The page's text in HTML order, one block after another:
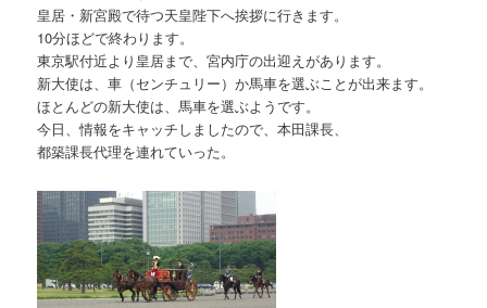
皇居・新宮殿で待つ天皇陛下へ挨拶に行きます。
10分ほどで終わります。
東京駅付近より皇居まで、宮内庁の出迎えがあります。
新大使は、車（センチュリー）か馬車を選ぶことが出来ます。
ほとんどの新大使は、馬車を選ぶようです。
今日、情報をキャッチしましたので、本田課長、
都築課長代理を連れていった。